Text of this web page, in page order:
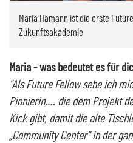
Maria Hamann ist die erste
Zukunftsakademie
Maria - was bedeutet es für
"AlsFuture Fellowsehe ich
Pionierin,… die dem Projekt
Kick gibt, damit die alte
„Community Center“ in der